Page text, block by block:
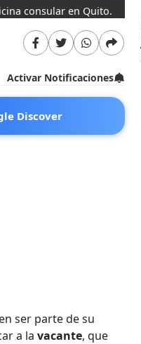
consular en Quito.
Activar Notificaciones
Discover
ser parte de su
a la vacante, que